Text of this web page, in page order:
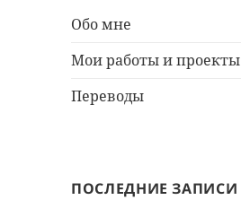
Обо мне
Мои работы и проекты
Переводы
ПОСЛЕДНИЕ ЗАПИСИ